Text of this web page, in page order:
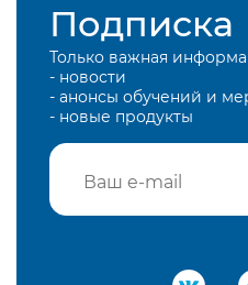
Подписка
Только важная
- новости
- анонсы обучений и
- новые продукты